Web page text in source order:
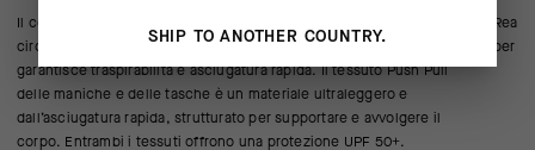
Il corpo è realizzato in Big Dual, un tessuto leggero a maglia
circolare interlock dotato della tecnologia odorControl che
garantisce traspirabilità e asciugatura rapida. Il tessuto Push Pull
delle maniche e delle tasche è un materiale ultraleggero e
dall’asciugatura rapida, strutturato per supportare e avvolgere il
corpo. Entrambi i tessuti offrono una protezione UPF 50+.
per
SHIP TO ANOTHER COUNTRY.